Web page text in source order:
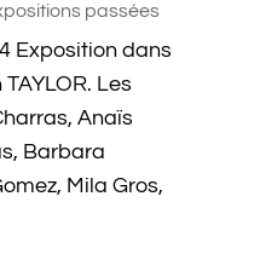
passées
Exposition dans
Les
Anaïs
Barbara
Mila Gros,